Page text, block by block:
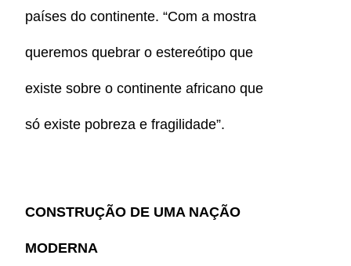
países do continente. “Com a mostra
queremos quebrar o estereótipo que
existe sobre o continente africano que
só existe pobreza e fragilidade”.
CONSTRUÇÃO DE UMA NAÇÃO
MODERNA